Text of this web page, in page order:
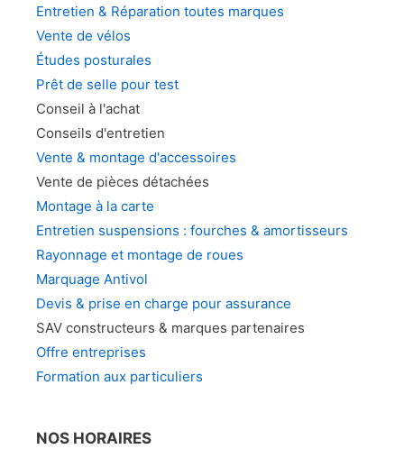
Entretien & Réparation toutes marques
Vente de vélos
Études posturales
Prêt de selle pour test
Conseil à l'achat
Conseils d'entretien
Vente & montage d'accessoires
Vente de pièces détachées
Montage à la carte
Entretien suspensions : fourches & amortisseurs
Rayonnage et montage de roues
Marquage Antivol
Devis & prise en charge pour assurance
SAV constructeurs & marques partenaires
Offre entreprises
Formation aux particuliers
NOS HORAIRES